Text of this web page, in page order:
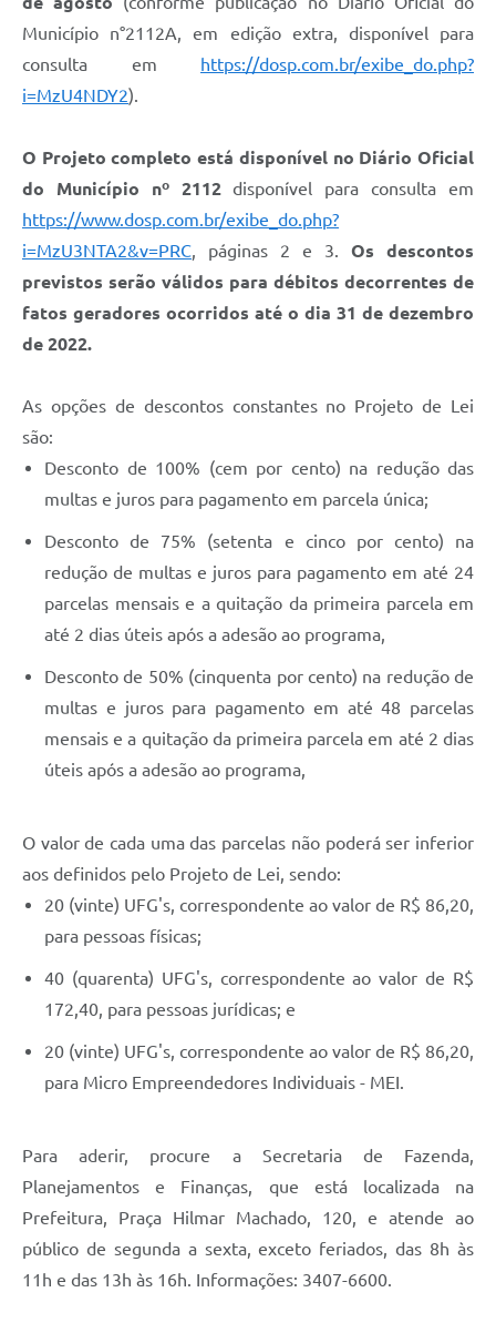
Nota Fiscal Eletrônica
Defesa Civil
Junta de Serviço Militar
NFSE
Município n°2112A, em edição extra, disponível para
consulta em https://dosp.com.br/exibe_do.php?
i=MzU4NDY2).
O Projeto completo está disponível no Diário Oficial
do Município nº 2112disponível para consulta em
https://www.dosp.com.br/exibe_do.php?
i=MzU3NTA2&v=PRC, páginas 2 e 3. Os descontos
previstos serão válidos para débitos decorrentes de
fatos geradores ocorridos até o dia 31 de dezembro
de 2022.
As opções de descontos constantes no Projeto de Lei
são:
Desconto de 100% (cem por cento) na redução das
multas e juros para pagamento em parcela única;
Desconto de 75% (setenta e cinco por cento) na
redução de multas e juros para pagamento em até 24
parcelas mensais e a quitação da primeira parcela em
até 2 dias úteis após a adesão ao programa,
Desconto de 50% (cinquenta por cento) na redução de
multas e juros para pagamento em até 48 parcelas
mensais e a quitação da primeira parcela em até 2 dias
úteis após a adesão ao programa,
O valor de cada uma das parcelas não poderá ser inferior
aos definidos pelo Projeto de Lei, sendo:
20 (vinte) UFG's, correspondente ao valor de R$ 86,20,
para pessoas físicas;
40 (quarenta) UFG's, correspondente ao valor de R$
172,40, para pessoas jurídicas; e
20 (vinte) UFG's, correspondente ao valor de R$ 86,20,
para Micro Empreendedores Individuais - MEI.
Para aderir, procure a Secretaria de Fazenda,
Planejamentos e Finanças, que está localizada na
Prefeitura, Praça Hilmar Machado, 120, e atende ao
público de segunda a sexta, exceto feriados, das 8h às
11h e das 13h às 16h. Informações: 3407-6600.